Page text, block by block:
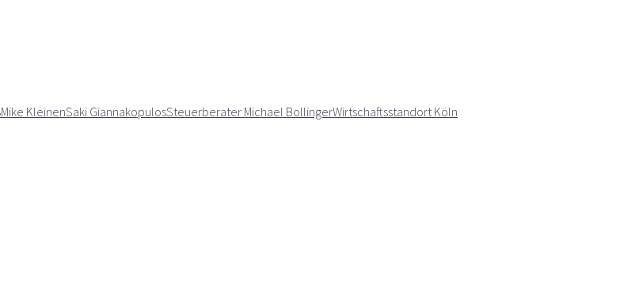
Mike KleinenSaki GiannakopulosSteuerberater Michael BollingerWirtschaftsstandort Köln